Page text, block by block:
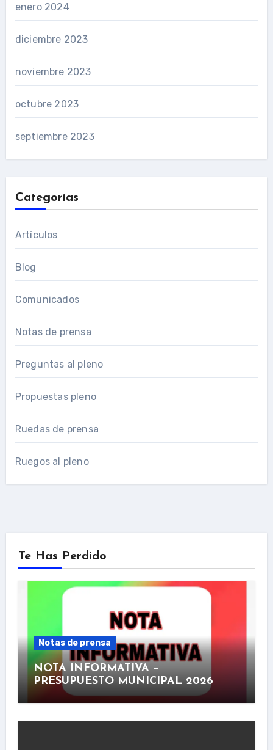
enero 2024
diciembre 2023
noviembre 2023
octubre 2023
septiembre 2023
Categorías
Artículos
Blog
Comunicados
Notas de prensa
Preguntas al pleno
Propuestas pleno
Ruedas de prensa
Ruegos al pleno
Te Has Perdido
Notas de prensa
NOTA INFORMATIVA –
PRESUPUESTO MUNICIPAL 2026